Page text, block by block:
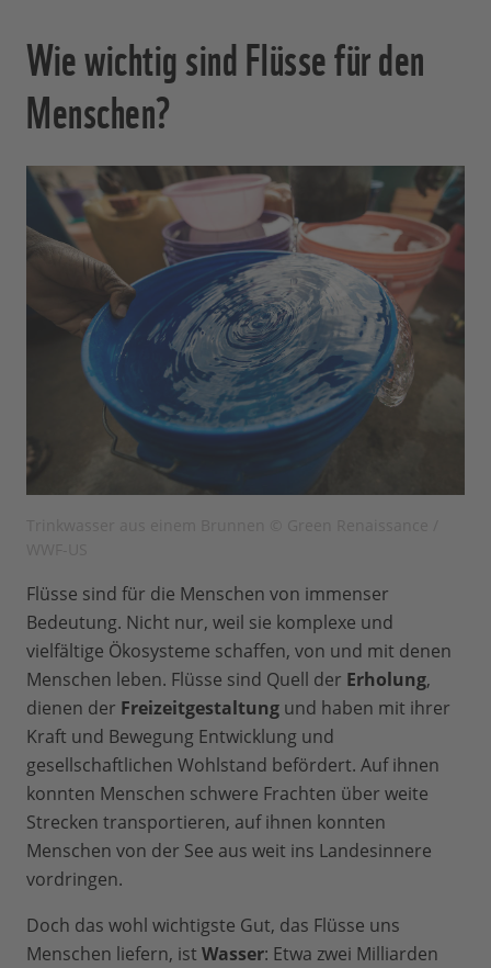
Wie wichtig sind Flüsse für den
Menschen?
Flüsse sind für die Menschen von immenser
Bedeutung. Nicht nur, weil sie komplexe und
vielfältige Ökosysteme schaffen, von und mit denen
Menschen leben. Flüsse sind Quell der Erholung,
dienen der Freizeitgestaltung und haben mit ihrer
Kraft und Bewegung Entwicklung und
gesellschaftlichen Wohlstand befördert. Auf ihnen
konnten Menschen schwere Frachten über weite
Strecken transportieren, auf ihnen konnten
Menschen von der See aus weit ins Landesinnere
vordringen.
Doch das wohl wichtigste Gut, das Flüsse uns
Menschen liefern, ist Wasser: Etwa zwei Milliarden